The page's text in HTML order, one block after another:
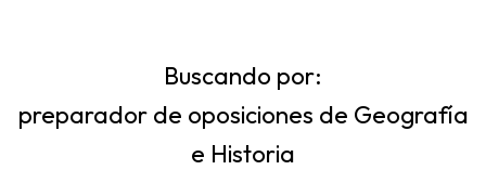
Buscando por:
preparador de oposiciones de Geografía
e Historia